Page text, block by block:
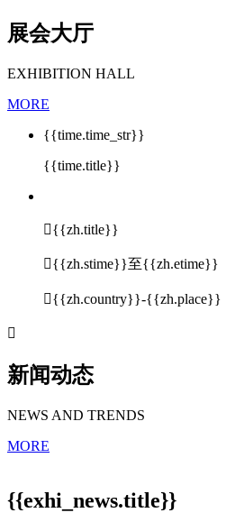
展会大厅
EXHIBITION HALL
MORE
{{time.time_str}}
{{time.title}}
{{zh.title}}
{{zh.stime}}至{{zh.etime}}
{{zh.country}}-{{zh.place}}

新闻动态
NEWS AND TRENDS
MORE
{{exhi_news.title}}